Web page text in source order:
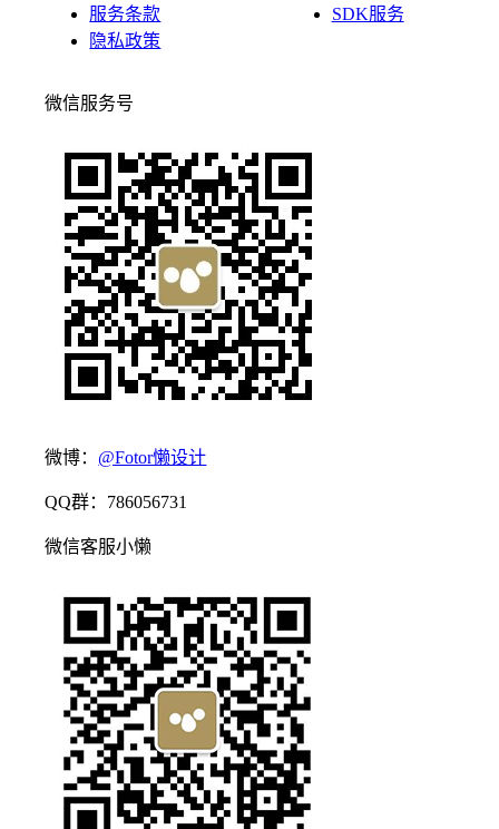
服务条款
隐私政策
SDK服务
微信服务号
微博： @Fotor懒设计
QQ群：786056731
微信客服小懒